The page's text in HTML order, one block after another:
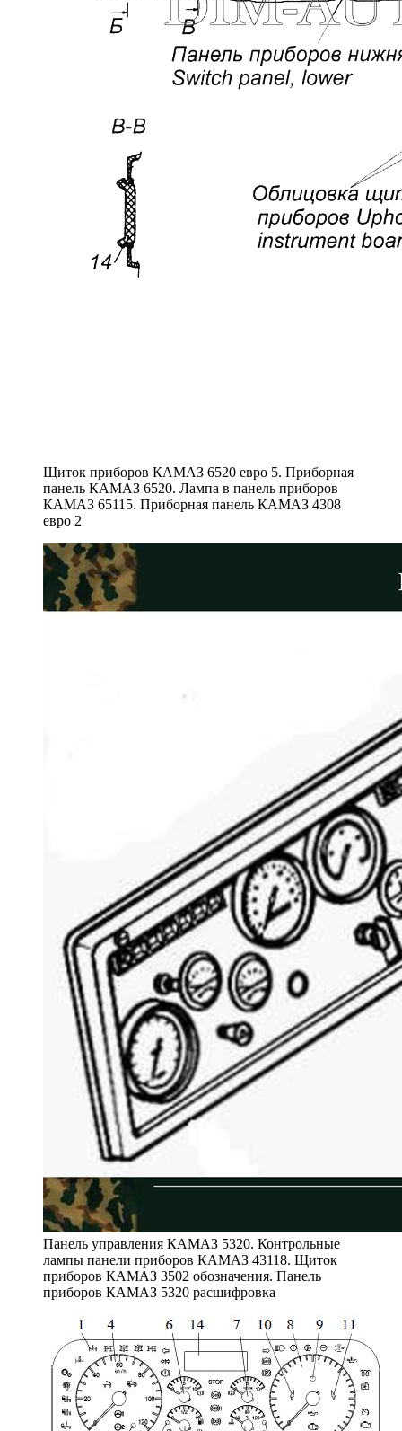
Щиток приборов КАМАЗ 6520 евро 5. Приборная
панель КАМАЗ 6520. Лампа в панель приборов
КАМАЗ 65115. Приборная панель КАМАЗ 4308
евро 2
Панель управления КАМАЗ 5320. Контрольные
лампы панели приборов КАМАЗ 43118. Щиток
приборов КАМАЗ 3502 обозначения. Панель
приборов КАМАЗ 5320 расшифровка